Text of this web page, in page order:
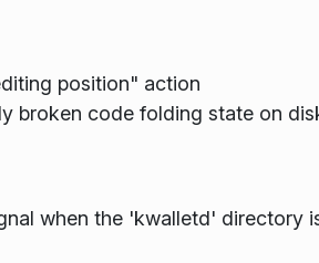
position" action
broken code folding state on
when the 'kwalletd' directory